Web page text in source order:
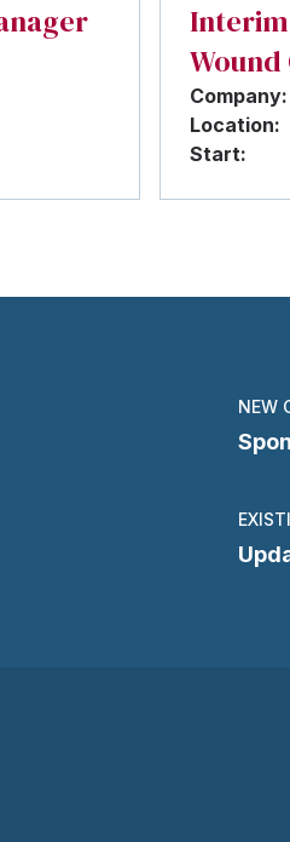
Wound
Company:
Location:
Start:
NEW